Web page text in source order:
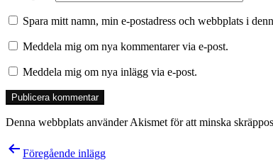
Spara mitt namn, min e-postadress och webbplats i
Meddela mig om nya kommentarer via e-post.
Meddela mig om nya inlägg via e-post.
Denna webbplats använder Akismet för att minska
Inläggsnavigering
Föregående inlägg